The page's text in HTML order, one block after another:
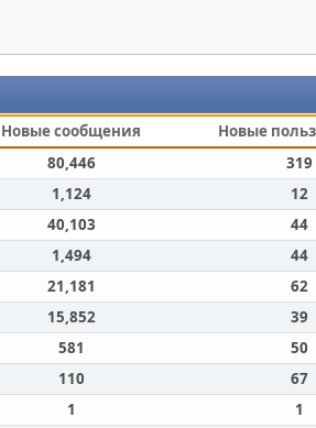
Новые сообщения Новые
80,446 319
1,124 12
40,103 44
1,494 44
21,181 62
15,852 39
581 50
110 67
1 1